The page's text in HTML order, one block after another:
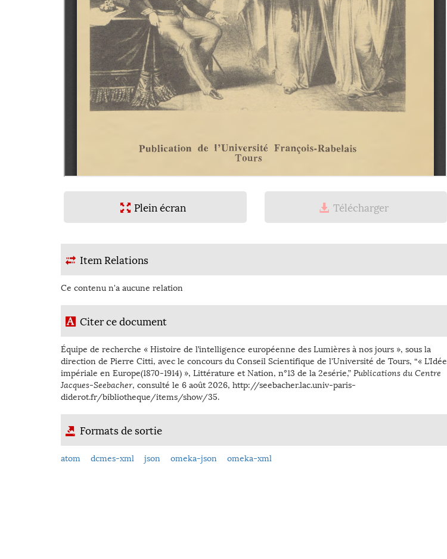
Plein écran Télécharger
Item Relations
Ce contenu n'a aucune relation
Citer ce document
Équipe de recherche « Histoire de l’intelligence européenne des Lumières à nos jours », sous la
direction de Pierre Citti, avec le concours du Conseil Scientifique de l'Université de Tours, “« L’Idée
impériale en Europe(1870-1914) », Littérature et Nation, n°13 de la 2esérie,” Publications du Centre
Jacques-Seebacher, consulté le 6 août 2026, http://seebacher.lac.univ-paris-
diderot.fr/bibliotheque/items/show/35.
Formats de sortie
atom dcmes-xml json omeka-json omeka-xml